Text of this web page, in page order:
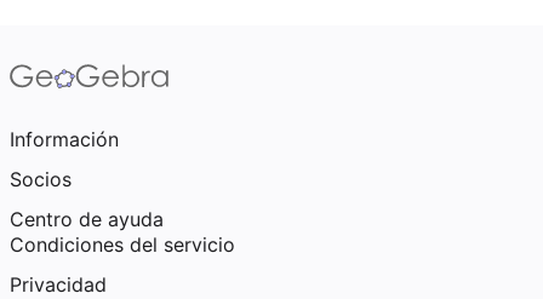
Información
Socios
Centro de ayuda
Condiciones del servicio
Privacidad